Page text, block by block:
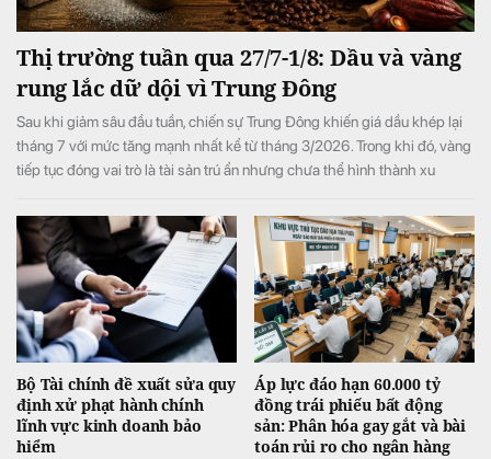
Thị trường tuần qua 27/7-1/8: Dầu và vàng
rung lắc dữ dội vì Trung Đông
Sau khi giảm sâu đầu tuần, chiến sự Trung Đông khiến giá dầu khép lại
tháng 7 với mức tăng mạnh nhất kể từ tháng 3/2026. Trong khi đó, vàng
tiếp tục đóng vai trò là tài sản trú ẩn nhưng chưa thể hình thành xu
cao, cà phê và đường đều được hỗ trợ.
Bộ Tài chính đề xuất sửa quy
định xử phạt hành chính
lĩnh vực kinh doanh bảo
hiểm
Áp lực đáo hạn 60.000 tỷ
đồng trái phiếu bất động
sản: Phân hóa gay gắt và bài
toán rủi ro cho ngân hàng